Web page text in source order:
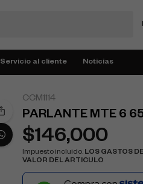
Servicio al cliente Noticias
CCM1114
PARLANTE MTE 6
$146,000
Impuesto incluido. LOS GASTOS
VALOR DEL ARTICULO